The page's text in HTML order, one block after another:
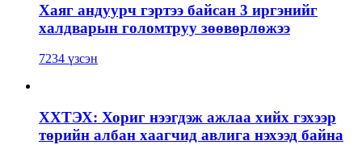
Хаяг андуурч гэртээ байсан 3 иргэнийг
халдварын голомтруу зөөвөрлөжээ
7234 үзсэн
ХХТЭХ: Хориг нээгдэж ажлаа хийх гэхээр
төрийн албан хаагчид авлига нэхээд байна